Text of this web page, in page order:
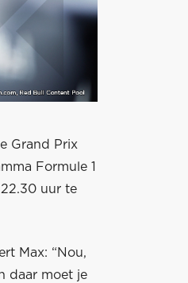
Grand Prix
Formule 1
uur te
Max: “Nou,
daar moet je